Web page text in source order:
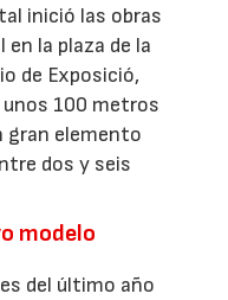
inició las obras
la plaza de la
de Exposició,
unos 100 metros
gran elemento
dos y seis
modelo
del último año